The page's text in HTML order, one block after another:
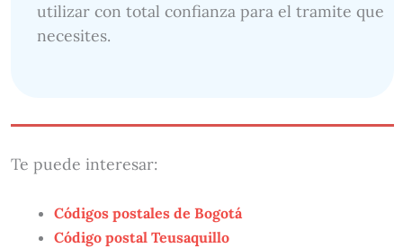
utilizar con total confianza para el tramite que
necesites.
Te puede interesar:
Códigos postales de Bogotá
Código postal Teusaquillo